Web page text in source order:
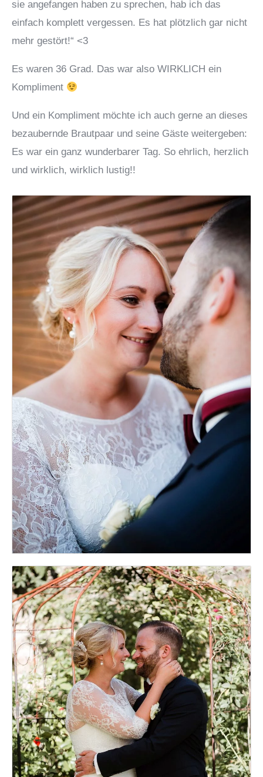
sie angefangen haben zu sprechen, hab ich das
einfach komplett vergessen. Es hat plötzlich gar nicht
mehr gestört!“ <3
Es waren 36 Grad. Das war also WIRKLICH ein
Kompliment
Und ein Kompliment möchte ich auch gerne an dieses
bezaubernde Brautpaar und seine Gäste weitergeben:
Es war ein ganz wunderbarer Tag. So ehrlich, herzlich
und wirklich, wirklich lustig!!